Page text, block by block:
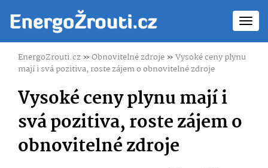
EnergoZrouti.cz»Obnovitelné zdroje»Vysoké ceny plynu
mají i svá pozitiva, roste zájem o obnovitelné zdroje
Vysoké ceny plynu mají i
svá pozitiva, roste zájem o
obnovitelné zdroje